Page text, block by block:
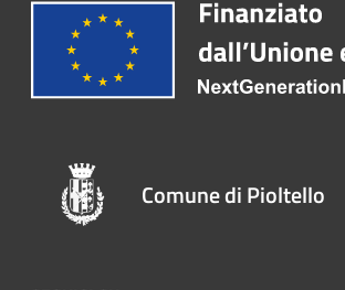
Comune di Pioltello